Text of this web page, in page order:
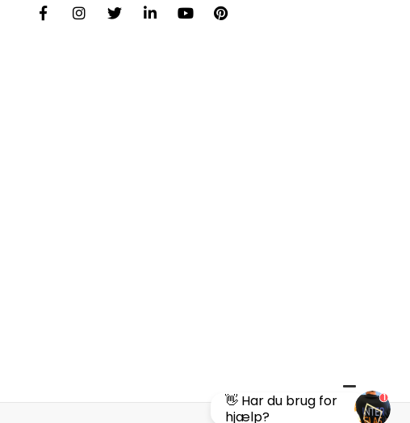
👋 Har du brug for
hjælp?
1